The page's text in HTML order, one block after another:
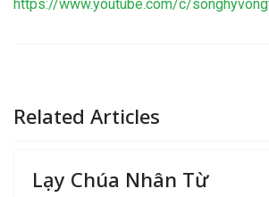
https://www.youtube.com/c/
Related Articles
Lạy Chúa Nhân Từ